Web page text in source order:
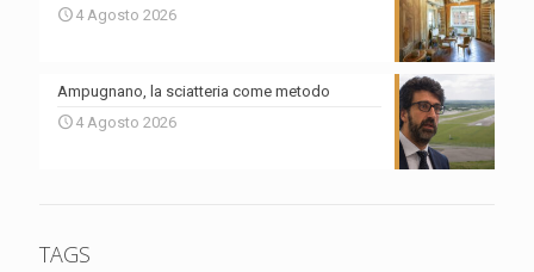
4 Agosto 2026
Ampugnano, la sciatteria come metodo
4 Agosto 2026
TAGS